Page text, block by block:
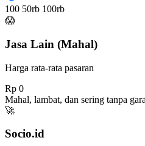
100 50rb 100rb
😱
Jasa Lain (Mahal)
Harga rata-rata pasaran
Rp 0
Mahal, lambat, dan sering tanpa
🚀
Socio.id